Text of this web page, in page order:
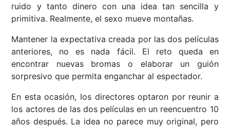
ruido y tanto dinero con una idea tan sencilla y
primitiva. Realmente, el sexo mueve montañas.
Mantener la expectativa creada por las dos películas
anteriores, no es nada fácil. El reto queda en
encontrar nuevas bromas o elaborar un guión
sorpresivo que permita enganchar al espectador.
En esta ocasión, los directores optaron por reunir a
los actores de las dos películas en un reencuentro 10
años después. La idea no parece muy original, pero